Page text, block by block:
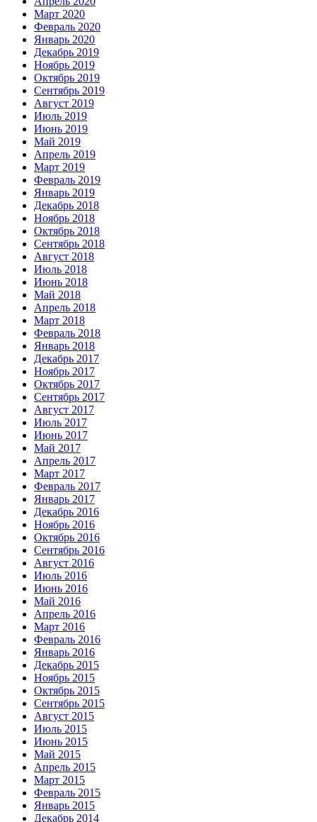
Март 2020
Февраль 2020
Январь 2020
Декабрь 2019
Ноябрь 2019
Октябрь 2019
Сентябрь 2019
Август 2019
Июль 2019
Июнь 2019
Май 2019
Апрель 2019
Март 2019
Февраль 2019
Январь 2019
Декабрь 2018
Ноябрь 2018
Октябрь 2018
Сентябрь 2018
Август 2018
Июль 2018
Июнь 2018
Май 2018
Апрель 2018
Март 2018
Февраль 2018
Январь 2018
Декабрь 2017
Ноябрь 2017
Октябрь 2017
Сентябрь 2017
Август 2017
Июль 2017
Июнь 2017
Май 2017
Апрель 2017
Март 2017
Февраль 2017
Январь 2017
Декабрь 2016
Ноябрь 2016
Октябрь 2016
Сентябрь 2016
Август 2016
Июль 2016
Июнь 2016
Май 2016
Апрель 2016
Март 2016
Февраль 2016
Январь 2016
Декабрь 2015
Ноябрь 2015
Октябрь 2015
Сентябрь 2015
Август 2015
Июль 2015
Июнь 2015
Май 2015
Апрель 2015
Март 2015
Февраль 2015
Январь 2015
Декабрь 2014